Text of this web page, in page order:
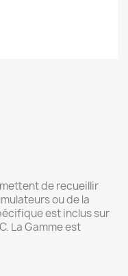
de recueillir
ou de la
est inclus sur
La Gamme est